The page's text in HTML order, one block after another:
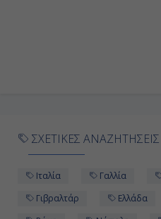
ΣΧΕΤΙΚΕΣ ΑΝΑΖΗΤΗΣΕΙΣ
Ιταλία Γαλλία
Γιβραλτάρ
Ελλάδα